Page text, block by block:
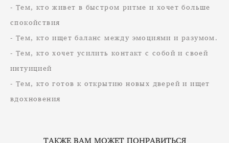
- Тем, кто живет в быстром ритме и хочет больше
спокойствия
- Тем, кто ищет баланс между эмоциями и разумом.
- Тем, кто хочет усилить контакт с собой и своей
интуицией
- Тем, кто готов к открытию новых дверей и ищет
вдохновения